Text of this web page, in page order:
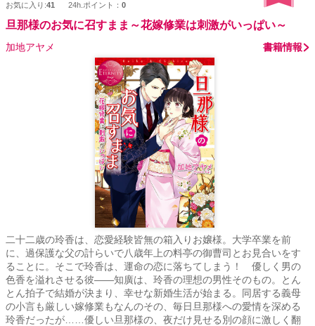
お気に入り:41 24h.ポイント： 0
旦那様のお気に召すまま～花嫁修業は刺激がいっぱい～
加地アヤメ 書籍情報
二十二歳の玲香は、恋愛経験皆無の箱入りお嬢様。大学卒業を前
に、過保護な父の計らいで八歳年上の料亭の御曹司とお見合いをす
ることに。そこで玲香は、運命の恋に落ちてしまう！ 優しく男の
色香を溢れさせる彼――知廣は、玲香の理想の男性そのもの。とん
とん拍子で結婚が決まり、幸せな新婚生活が始まる。同居する義母
の小言も厳しい嫁修業もなんのその、毎日旦那様への愛情を深める
玲香だったが……優しい旦那様の、夜だけ見せる別の顔に激しく翻